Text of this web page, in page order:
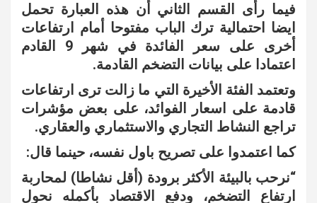
فيما رأى القسم الثاني أن هذه العبارة تحمل
ايضا احتمالية ترك الباب مفتوحا أمام ارتفاعات
أخرى على سعر الفائدة في شهر 9 القادم
اعتمادا على بيانات التضخم القادمة.
وتعتمد الفئة الأخيرة التي ما زالت ترى ارتفاعات
قادمة على اسعار الفوائد، على بعض مؤشرات
تراجع النشاط التجاري والاستثماري والعقاري.
كما اعتمدوا على تصريح باول نفسه، حينما قال:
“نرحب بالبيئة الأكثر برودة (أقل نشاطا) لمحاربة
ارتفاع التضخم، ودفع الاقتصاد بأكمله نحول